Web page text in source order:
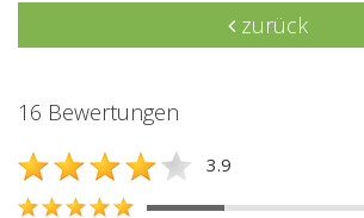
zurück
16 Bewertungen
3.9